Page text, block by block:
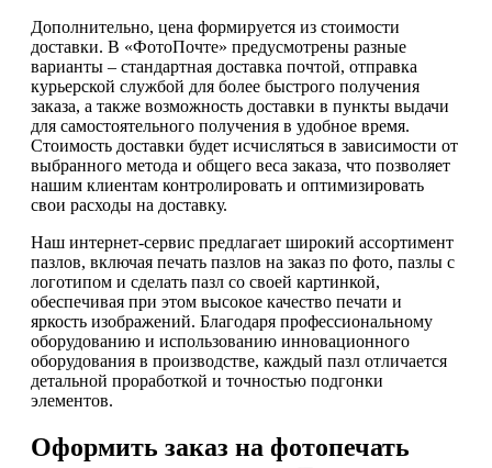
Дополнительно, цена формируется из стоимости
доставки. В «ФотоПочте» предусмотрены разные
варианты – стандартная доставка почтой, отправка
курьерской службой для более быстрого получения
заказа, а также возможность доставки в пункты выдачи
для самостоятельного получения в удобное время.
Стоимость доставки будет исчисляться в зависимости от
выбранного метода и общего веса заказа, что позволяет
нашим клиентам контролировать и оптимизировать
свои расходы на доставку.
Наш интернет-сервис предлагает широкий ассортимент
пазлов, включая печать пазлов на заказ по фото, пазлы с
логотипом и сделать пазл со своей картинкой,
обеспечивая при этом высокое качество печати и
яркость изображений. Благодаря профессиональному
оборудованию и использованию инновационного
оборудования в производстве, каждый пазл отличается
детальной проработкой и точностью подгонки
элементов.
Оформить заказ на фотопечать